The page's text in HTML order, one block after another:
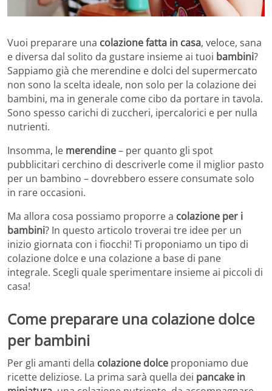
Vuoi preparare una colazione fatta in casa, veloce, sana
e diversa dal solito da gustare insieme ai tuoi bambini?
Sappiamo già che merendine e dolci del supermercato
non sono la scelta ideale, non solo per la colazione dei
bambini, ma in generale come cibo da portare in tavola.
Sono spesso carichi di zuccheri, ipercalorici e per nulla
nutrienti.
Insomma, le merendine– per quanto gli spot
pubblicitari cerchino di descriverle come il miglior pasto
per un bambino – dovrebbero essere consumate solo
in rare occasioni.
Ma allora cosa possiamo proporre a colazione per i
bambini? In questo articolo troverai tre idee per un
inizio giornata con i fiocchi! Ti proponiamo un tipo di
colazione dolce e una colazione a base di pane
integrale. Scegli quale sperimentare insieme ai piccoli di
casa!
Come preparare una colazione dolce
per bambini
Per gli amanti della colazione dolce proponiamo due
ricette deliziose. La prima sarà quella dei pancake in